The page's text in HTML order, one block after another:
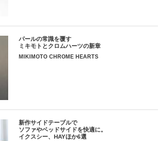
パールの常識を覆す
ミキモトとクロムハーツの新章
MIKIMOTO CHROME HEARTS
新作サイドテーブルで
ソファやベッドサイドを快適に。
イクスシー、HAYほか6選